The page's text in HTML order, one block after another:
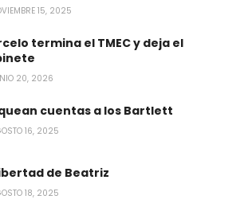
15, 2025
termina el TMEC y deja el
20, 2026
cuentas a los Bartlett
16, 2025
de Beatriz
18, 2025